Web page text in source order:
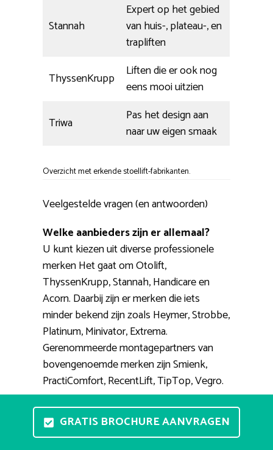
Stannah
Expert op het gebied
van huis-, plateau-, en
trapliften
ThyssenKrupp
Liften die er ook nog
eens mooi uitzien
Triwa
Pas het design aan
naar uw eigen smaak
Overzicht met erkende stoellift-fabrikanten.
Veelgestelde vragen (en antwoorden)
Welke aanbieders zijn er allemaal?
U kunt kiezen uit diverse professionele
merken Het gaat om Otolift,
ThyssenKrupp, Stannah, Handicare en
Acorn. Daarbij zijn er merken die iets
minder bekend zijn zoals Heymer, Strobbe,
Platinum, Minivator, Extrema.
Gerenommeerde montagepartners van
bovengenoemde merken zijn Smienk,
PractiComfort, RecentLift, TipTop, Vegro.
Kan ik vrijblijvend een traplift
proberen?
GRATIS BROCHURE AANVRAGEN